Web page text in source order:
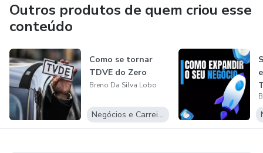
Outros produtos de quem criou esse
conteúdo
Como se tornar
TDVE do Zero
Breno Da Silva Lobo
Negócios e Carreira